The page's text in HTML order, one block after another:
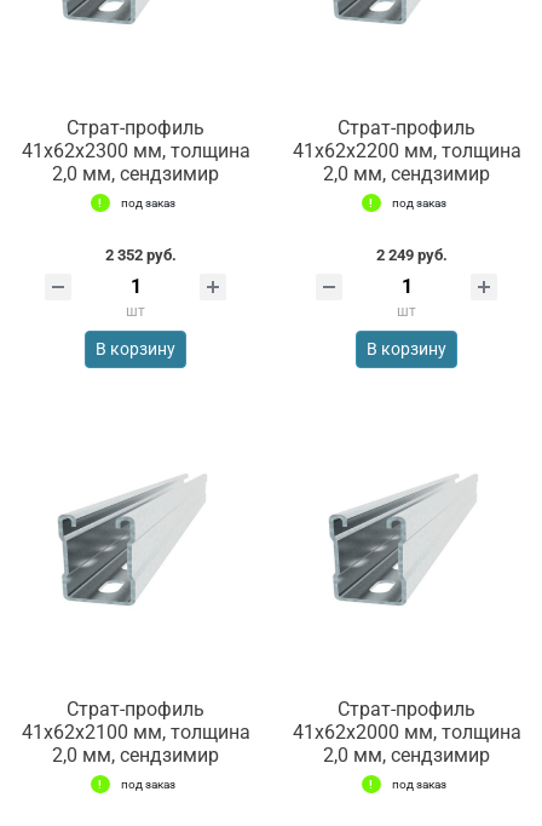
Страт-профиль
41х62х2300 мм, толщина
2,0 мм, сендзимир
под заказ
2 352 руб.
шт
В корзину
Страт-профиль
41х62х2200 мм, толщина
2,0 мм, сендзимир
под заказ
2 249 руб.
шт
В корзину
Страт-профиль
41х62х2100 мм, толщина
2,0 мм, сендзимир
под заказ
Страт-профиль
41х62х2000 мм, толщина
2,0 мм, сендзимир
под заказ